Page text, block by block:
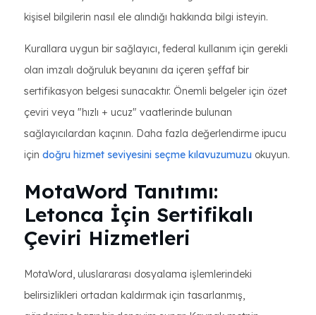
kişisel bilgilerin nasıl ele alındığı hakkında bilgi isteyin.
Kurallara uygun bir sağlayıcı, federal kullanım için gerekli
olan imzalı doğruluk beyanını da içeren şeffaf bir
sertifikasyon belgesi sunacaktır. Önemli belgeler için özet
çeviri veya "hızlı + ucuz" vaatlerinde bulunan
sağlayıcılardan kaçının. Daha fazla değerlendirme ipucu
için doğru hizmet seviyesini seçme kılavuzumuzu okuyun.
MotaWord Tanıtımı:
Letonca İçin Sertifikalı
Çeviri Hizmetleri
MotaWord, uluslararası dosyalama işlemlerindeki
belirsizlikleri ortadan kaldırmak için tasarlanmış,